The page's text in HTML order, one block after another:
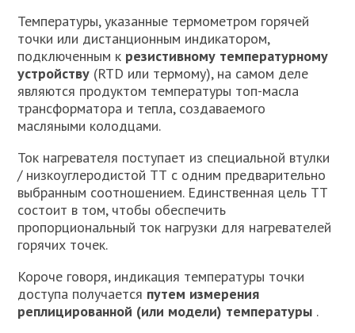
Температуры, указанные термометром горячей
точки или дистанционным индикатором,
подключенным к резистивному температурному
устройству (RTD или термому), на самом деле
являются продуктом температуры топ-масла
трансформатора и тепла, создаваемого
масляными колодцами.
Ток нагревателя поступает из специальной втулки
/ низкоуглеродистой ТТ с одним предварительно
выбранным соотношением. Единственная цель ТТ
состоит в том, чтобы обеспечить
пропорциональный ток нагрузки для нагревателей
горячих точек.
Короче говоря, индикация температуры точки
доступа получается путем измерения
реплицированной (или модели) температуры .